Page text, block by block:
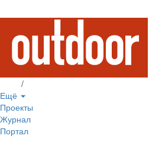
/
Ещё
Проекты
Журнал
Портал